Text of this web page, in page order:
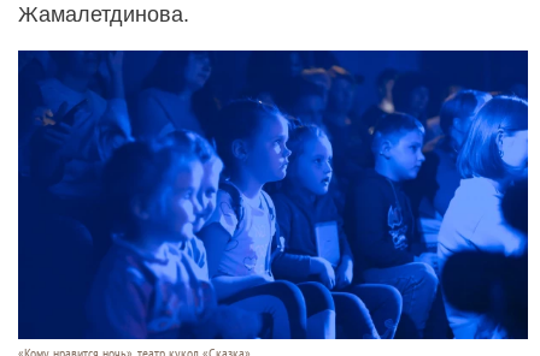
Жамалетдинова.